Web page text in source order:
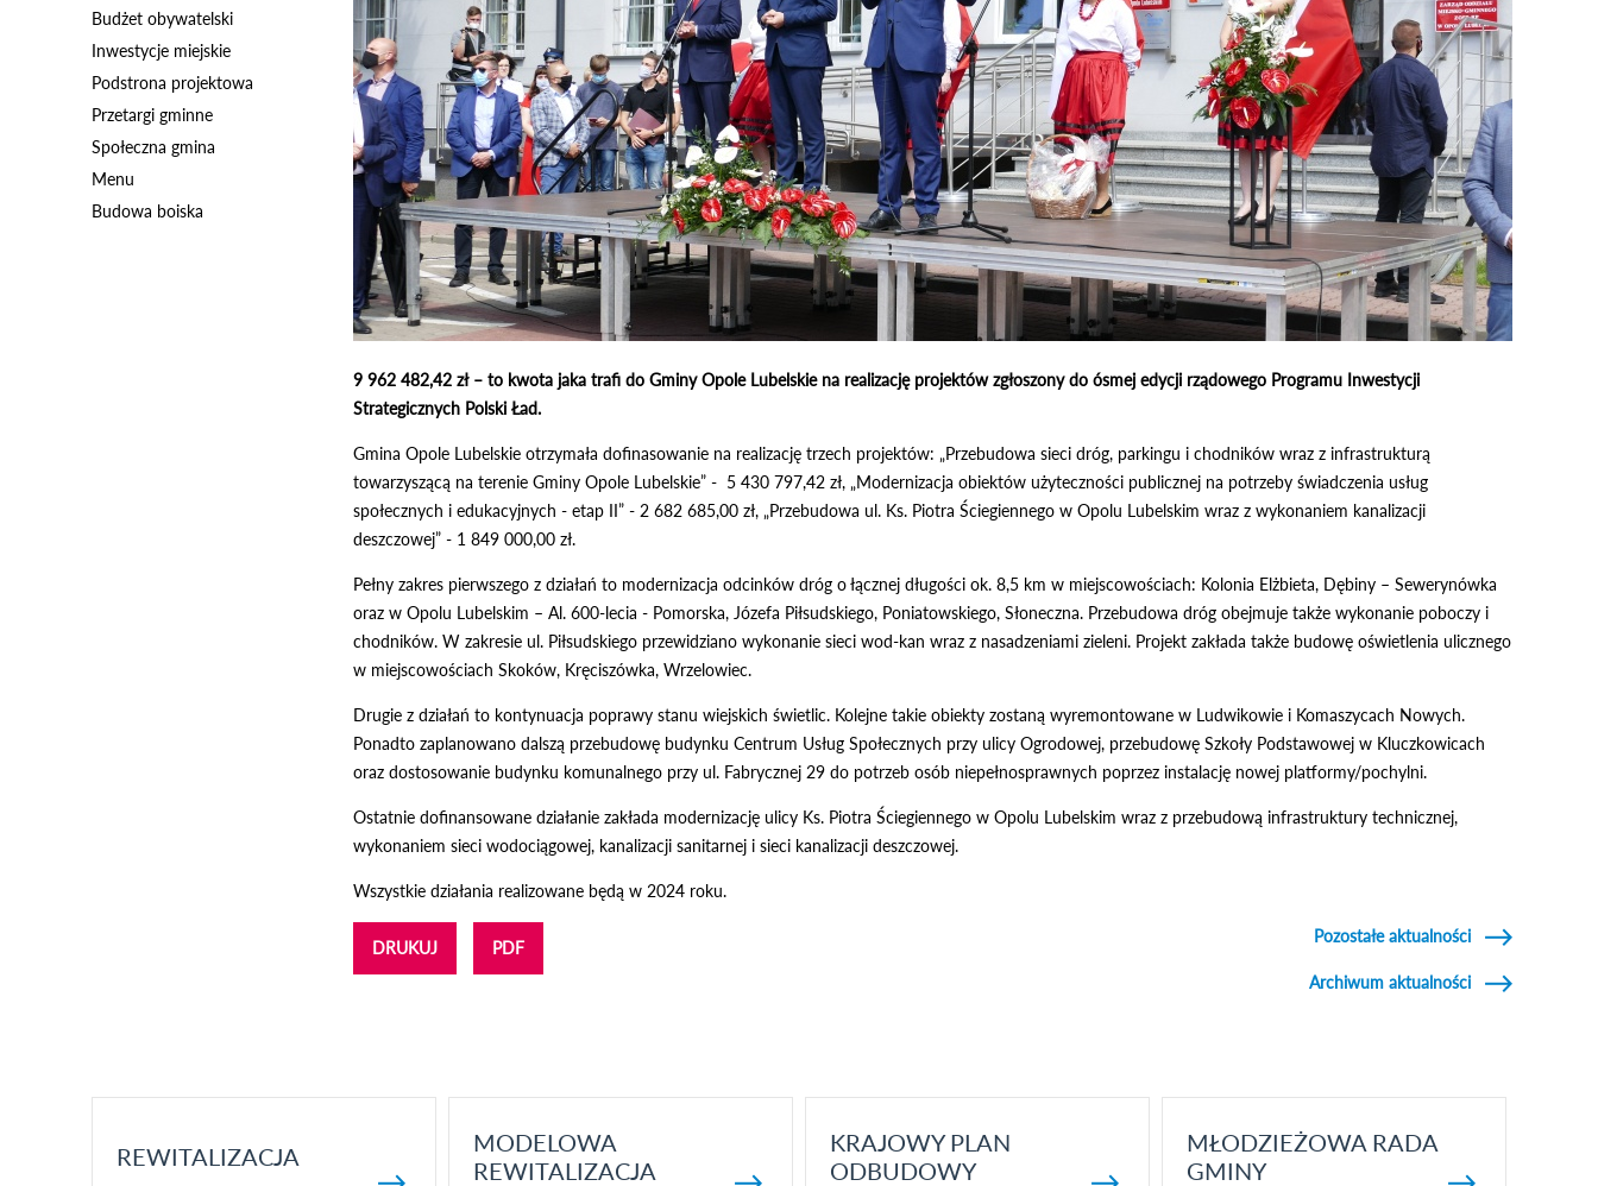
Budżet obywatelski
Inwestycje miejskie
Podstrona projektowa
Przetargi gminne
Społeczna gmina
Menu
Budowa boiska
9 962 482,42 zł – to kwota jaka trafi do Gminy Opole Lubelskie na realizację projektów zgłoszony do ósmej edycji rządowego Programu Inwestycji
Strategicznych Polski Ład.
Gmina Opole Lubelskie otrzymała dofinasowanie na realizację trzech projektów: „Przebudowa sieci dróg, parkingu i chodników wraz z infrastrukturą
towarzyszącą na terenie Gminy Opole Lubelskie” - 5 430 797,42 zł, „Modernizacja obiektów użyteczności publicznej na potrzeby świadczenia usług
społecznych i edukacyjnych - etap II” - 2 682 685,00 zł, „Przebudowa ul. Ks. Piotra Ściegiennego w Opolu Lubelskim wraz z wykonaniem kanalizacji
deszczowej” - 1 849 000,00 zł.
Pełny zakres pierwszego z działań to modernizacja odcinków dróg o łącznej długości ok. 8,5 km w miejscowościach: Kolonia Elżbieta, Dębiny – Sewerynówka
oraz w Opolu Lubelskim – Al. 600-lecia - Pomorska, Józefa Piłsudskiego, Poniatowskiego, Słoneczna. Przebudowa dróg obejmuje także wykonanie poboczy i
chodników. W zakresie ul. Piłsudskiego przewidziano wykonanie sieci wod-kan wraz z nasadzeniami zieleni. Projekt zakłada także budowę oświetlenia ulicznego
w miejscowościach Skoków, Kręciszówka, Wrzelowiec.
Drugie z działań to kontynuacja poprawy stanu wiejskich świetlic. Kolejne takie obiekty zostaną wyremontowane w Ludwikowie i Komaszycach Nowych.
Ponadto zaplanowano dalszą przebudowę budynku Centrum Usług Społecznych przy ulicy Ogrodowej, przebudowę Szkoły Podstawowej w Kluczkowicach
oraz dostosowanie budynku komunalnego przy ul. Fabrycznej 29 do potrzeb osób niepełnosprawnych poprzez instalację nowej platformy/pochylni.
Ostatnie dofinansowane działanie zakłada modernizację ulicy Ks. Piotra Ściegiennego w Opolu Lubelskim wraz z przebudową infrastruktury technicznej,
wykonaniem sieci wodociągowej, kanalizacji sanitarnej i sieci kanalizacji deszczowej.
Wszystkie działania realizowane będą w 2024 roku.
DRUKUJ PDF
Pozostałe aktualności
Archiwum aktualności
REWITALIZACJA
MODELOWA
REWITALIZACJA
KRAJOWY PLAN
ODBUDOWY
MŁODZIEŻOWA RADA
GMINY